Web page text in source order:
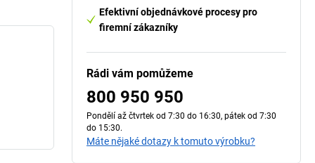
Efektivní objednávkové procesy pro
firemní zákazníky
Rádi vám pomůžeme
800 950 950
Pondělí až čtvrtek od 7:30 do 16:30, pátek od 7:30
do 15:30.
Máte nějaké dotazy k tomuto výrobku?